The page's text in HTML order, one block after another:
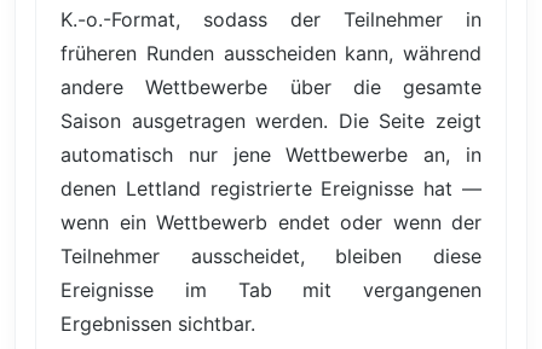
K.-o.-Format, sodass der Teilnehmer in
früheren Runden ausscheiden kann, während
andere Wettbewerbe über die gesamte
Saison ausgetragen werden. Die Seite zeigt
automatisch nur jene Wettbewerbe an, in
denen Lettland registrierte Ereignisse hat —
wenn ein Wettbewerb endet oder wenn der
Teilnehmer ausscheidet, bleiben diese
Ereignisse im Tab mit vergangenen
Ergebnissen sichtbar.